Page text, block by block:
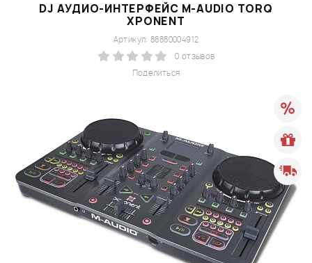
DJ АУДИО-ИНТЕРФЕЙС M-AUDIO TORQ
XPONENT
Поделиться
Артикул: 88880004912
0 отзывов